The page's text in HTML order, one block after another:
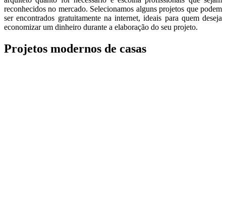
reconhecidos no mercado. Selecionamos alguns projetos que podem
ser encontrados gratuitamente na internet, ideais para quem deseja
economizar um dinheiro durante a elaboração do seu projeto.
Projetos modernos de casas